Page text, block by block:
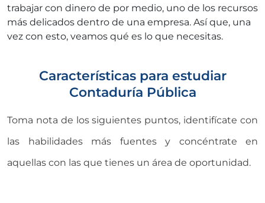
trabajar con dinero de por medio, uno de los recursos
más delicados dentro de una empresa. Así que, una
vez con esto, veamos qué es lo que necesitas.
Características para estudiar
Contaduría Pública
Toma nota de los siguientes puntos, identifícate con
las habilidades más fuentes y concéntrate en
aquellas con las que tienes un área de oportunidad.